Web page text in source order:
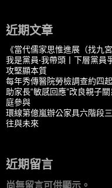
近期文章
《當代儒家思惟進展（找九
我是黨員·我帶頭丨下層黨員
攻堅顯本質
每年秀傳醫院勞檢調查約四
助家長“敏感回應”改良親子
庭參與
環線第億嵐辦公家具六階段
往與未來
近期留言
尚無留言可供顯示。